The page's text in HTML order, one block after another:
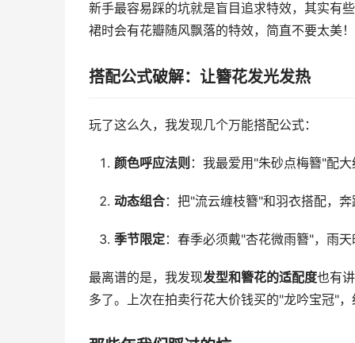
新手最容易踩的坑就是盲目追求特效，其实有
裙时会有花瓣随风飘落的特效，简直不要太美！
搭配公式破解：让簪花发光发热
玩了这么久，我发现几个万能搭配公式：
颜色呼应法则 ：我最爱用"朱砂点梅簪"配
动态组合：把"流云缠枝簪"和羽衣搭配，
季节限定：春季必须戴"杏花微雨簪"，雨
最离谱的是，我发现发型和簪花的适配度也有
多了。上次在拍卖行花大价钱买的"龙吟宝冠"